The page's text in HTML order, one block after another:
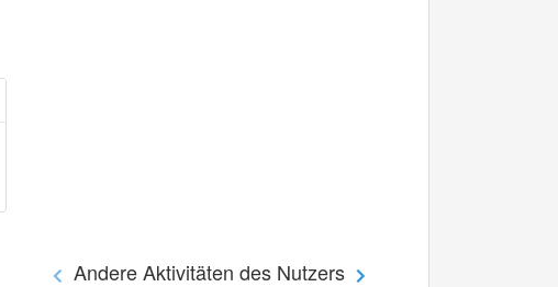
Andere Aktivitäten des Nutzers